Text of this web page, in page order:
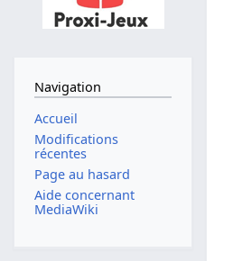
Navigation
Accueil
Modifications
récentes
Page au hasard
Aide concernant
MediaWiki